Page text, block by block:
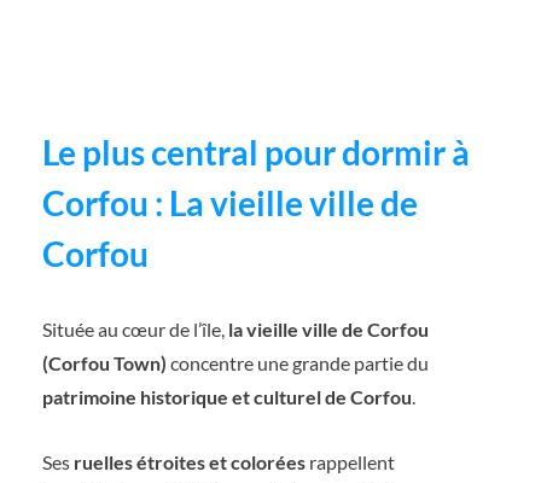
Le plus central pour dormir à
Corfou : La vieille ville de
Corfou
Située au cœur de l’île, la vieille ville de Corfou
(Corfou Town) concentre une grande partie du
patrimoine historique et culturel de Corfou.
Ses ruelles étroites et colorées rappellent